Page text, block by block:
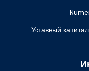
Уставный